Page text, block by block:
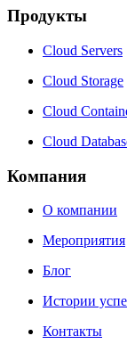
Продукты
Cloud Servers
Cloud Storage
Cloud
Cloud
Компания
О компании
Мероприятия
Блог
Истории
Контакты